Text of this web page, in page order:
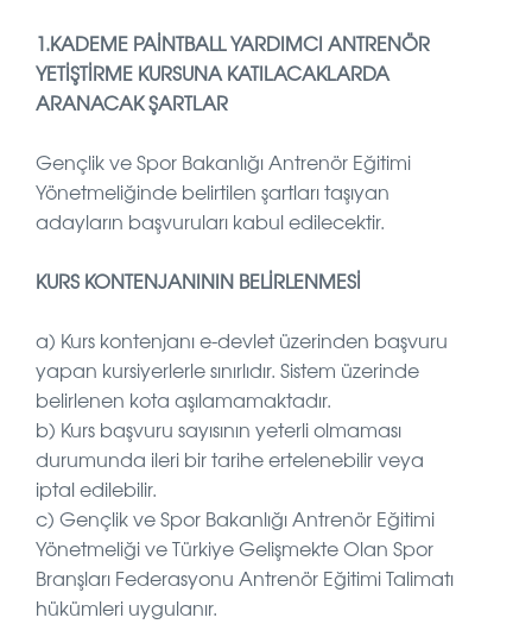
1.KADEME PAİNTBALL YARDIMCI ANTRENÖR
YETİŞTİRME KURSUNA KATILACAKLARDA
ARANACAK ŞARTLAR
Gençlik ve Spor Bakanlığı Antrenör Eğitimi
Yönetmeliğinde belirtilen şartları taşıyan
adayların başvuruları kabul edilecektir.
KURS KONTENJANININ BELİRLENMESİ
a) Kurs kontenjanı e-devlet üzerinden başvuru
yapan kursiyerlerle sınırlıdır. Sistem üzerinde
belirlenen kota aşılamamaktadır.
b) Kurs başvuru sayısının yeterli olmaması
durumunda ileri bir tarihe ertelenebilir veya
iptal edilebilir.
c) Gençlik ve Spor Bakanlığı Antrenör Eğitimi
Yönetmeliği veTürkiye Gelişmekte Olan Spor
Branşları Federasyonu Antrenör Eğitimi Talimatı
hükümleri uygulanır.